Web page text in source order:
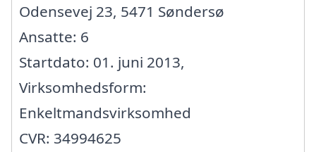
Odensevej 23, 5471 Søndersø
Ansatte: 6
Startdato: 01. juni 2013,
Virksomhedsform:
Enkeltmandsvirksomhed
CVR: 34994625